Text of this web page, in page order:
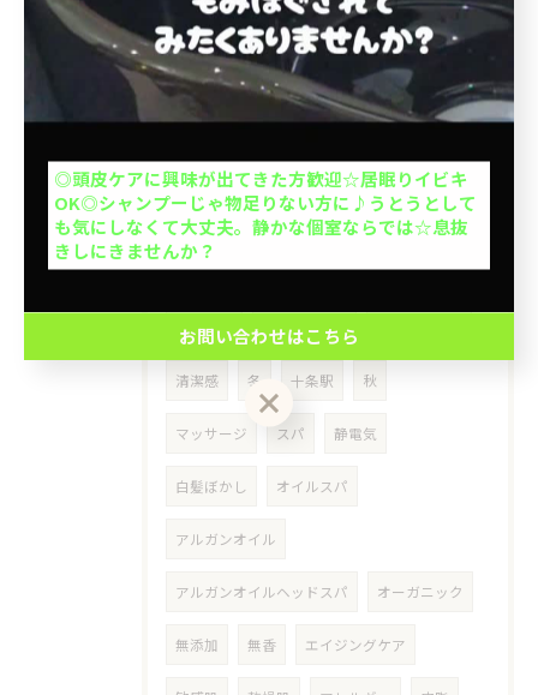
サロントリートメント 乾燥
メンズ限定 メンテナンス 北大塚
王子本町 ミセス
50代 介護 出張ヘアカット
出張カット 訪問美容 豊島区
イケオジ 髪型 40代 ヘアスタイル
刈り上げ ツーブロック
清潔感 冬 十条駅 秋
マッサージ スパ 静電気
白髪ぼかし オイルスパ
アルガンオイル
アルガンオイルヘッドスパ オーガニック
無添加 無香 エイジングケア
クーポン一覧はこちら
◎頭皮ケアに興味が出てきた方歓迎☆居眠りイビキ
OK◎シャンプーじゃ物足りない方に♪うとうとして
も気にしなくて大丈夫。静かな個室ならでは☆息抜
きしにきませんか？
お問い合わせはこちら
大人1人＋お子さん1人orお子さま2人OK◎お子さん
の1人で座れるか挑戦を応援◎キッズカットデビュー
応援◎座れない子抱っこOK※整髪料、暴れる、泣く
場合お断り。計2名の予約ができます。
お問い合わせはこちら